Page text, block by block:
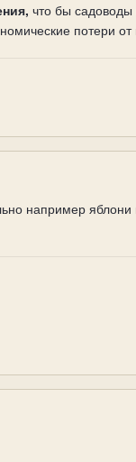
что бы
потери от
например